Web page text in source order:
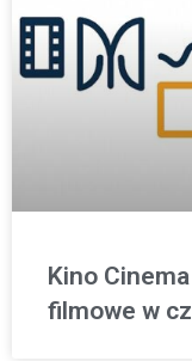
Kino
filmowe w